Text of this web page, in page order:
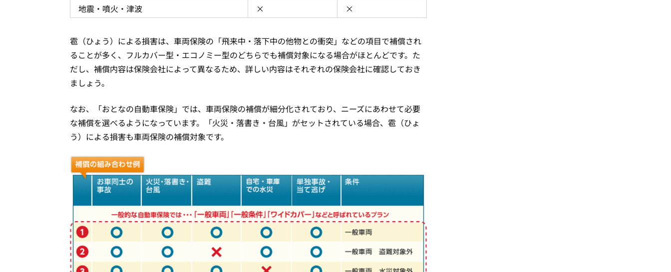
地震・噴火・津波
× ×
雹（ひょう）による損害は、車両保険の「飛来中・落下中の他物との衝突」などの項目で補償され
ることが多く、フルカバー型・エコノミー型のどちらでも補償対象になる場合がほとんどです。た
だし、補償内容は保険会社によって異なるため、詳しい内容はそれぞれの保険会社に確認しておき
ましょう。
なお、「おとなの自動車保険」では、車両保険の補償が細分化されており、ニーズにあわせて必要
な補償を選べるようになっています。「火災・落書き・台風」がセットされている場合、雹（ひょ
う）による損害も車両保険の補償対象です。